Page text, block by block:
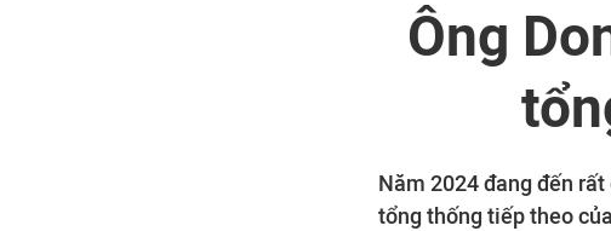
Ông
Năm 2024 đang đến
tổng thống tiếp theo